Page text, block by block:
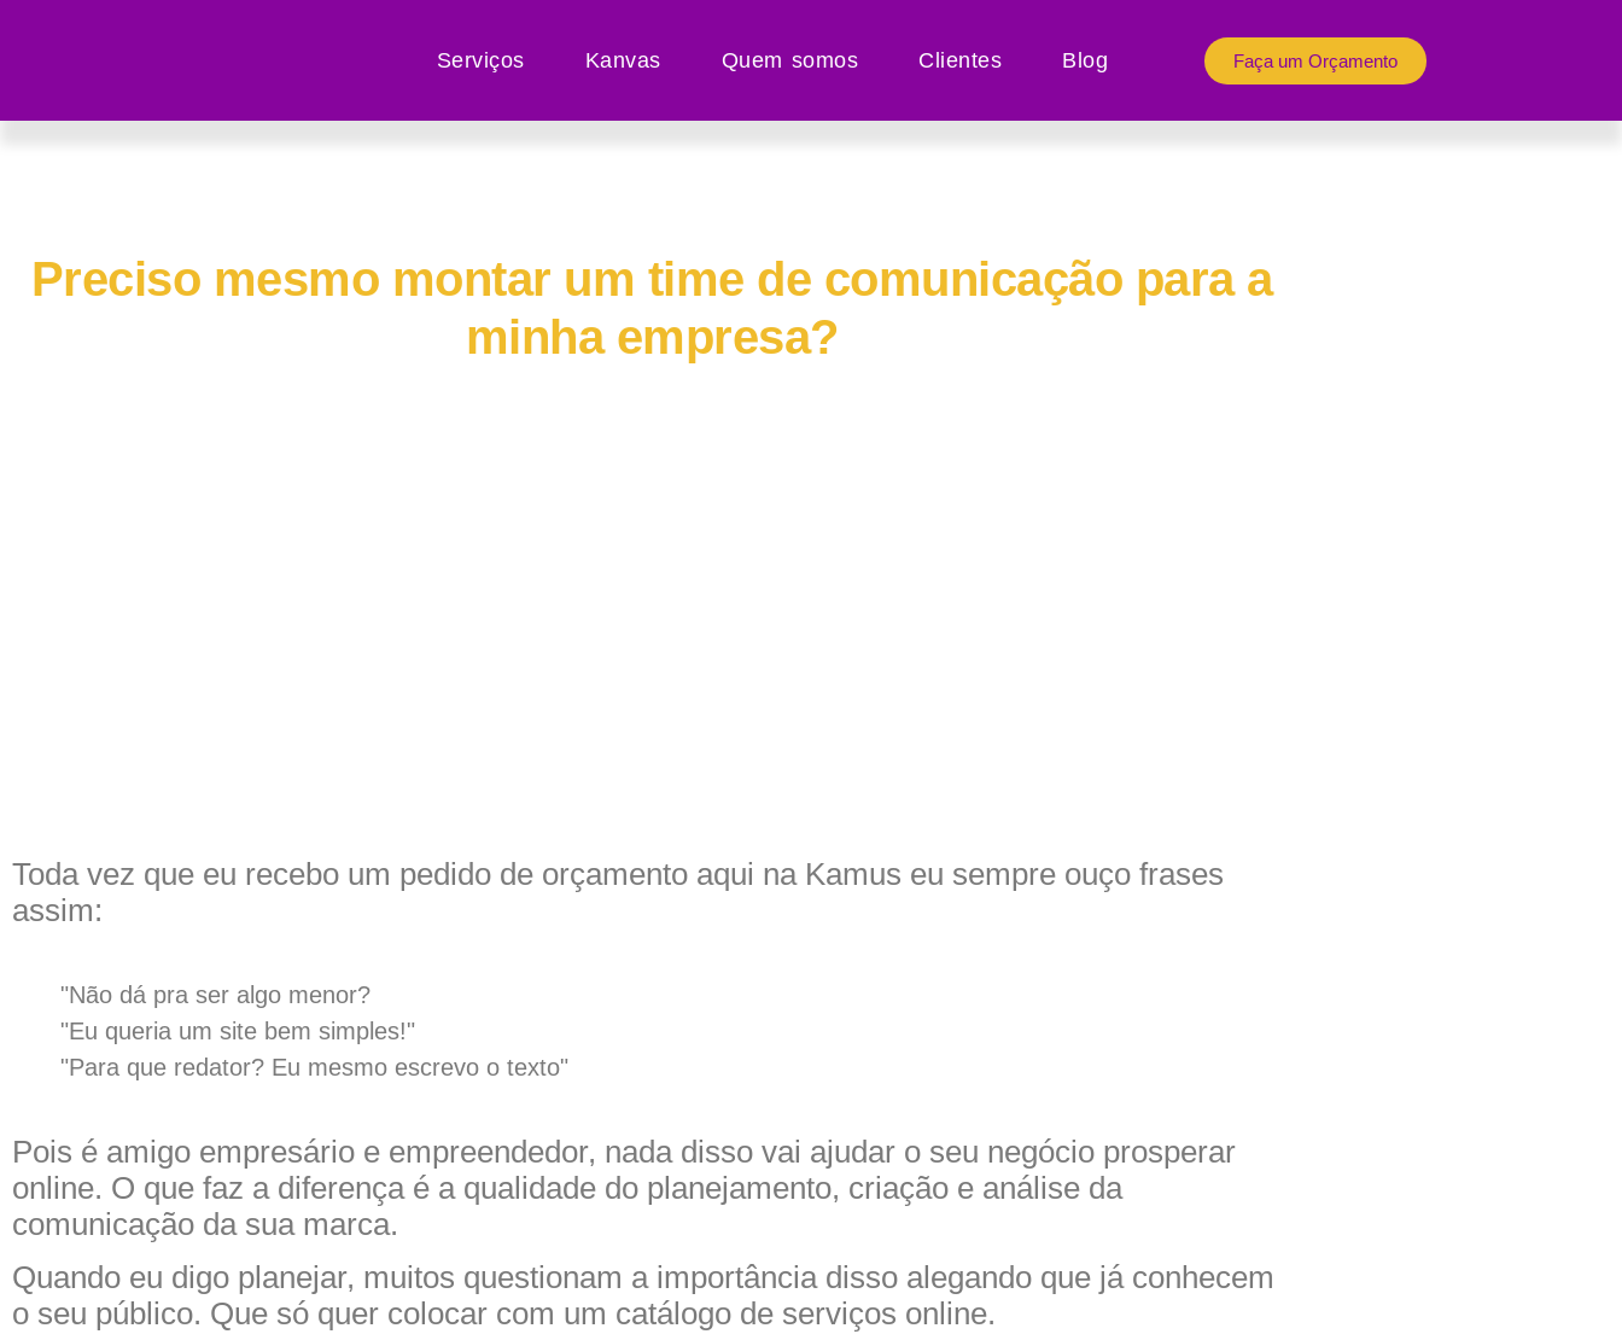
Serviços Kanvas Quem somos Clientes Blog Faça um Orçamento
Preciso mesmo montar um time de comunicação para a
minha empresa?
Toda vez que eu recebo um pedido de orçamento aqui na Kamus eu sempre ouço frases
assim:
"Não dá pra ser algo menor?
"Eu queria um site bem simples!"
"Para que redator? Eu mesmo escrevo o texto"
Pois é amigo empresário e empreendedor, nada disso vai ajudar o seu negócio prosperar
online. O que faz a diferença é a qualidade do planejamento, criação e análise da
comunicação da sua marca.
Quando eu digo planejar, muitos questionam a importância disso alegando que já conhecem
o seu público. Que só quer colocar com um catálogo de serviços online.